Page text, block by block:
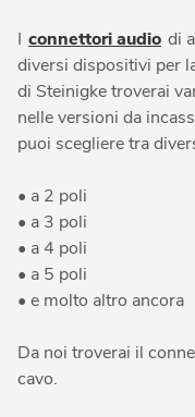
I connettori audio di
diversi dispositivi per
di Steinigke troverai
nelle versioni da
puoi scegliere tra
• a 2 poli
• a 3 poli
• a 4 poli
• a 5 poli
• e molto altro ancora
Da noi troverai il
cavo.